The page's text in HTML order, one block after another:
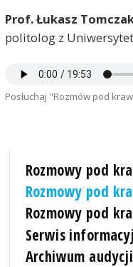
Prof. Łukasz
politolog z
Posłuchaj "Rozmów pod
Rozmowy pod
Rozmowy pod
Rozmowy pod
Serwis
Archiwum